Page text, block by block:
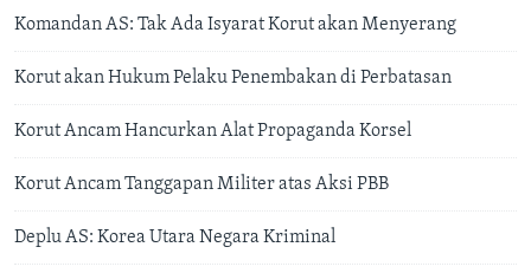
Komandan AS: Tak Ada Isyarat Korut akan Menyerang
Korut akan Hukum Pelaku Penembakan di Perbatasan
Korut Ancam Hancurkan Alat Propaganda Korsel
Korut Ancam Tanggapan Militer atas Aksi PBB
Deplu AS: Korea Utara Negara Kriminal